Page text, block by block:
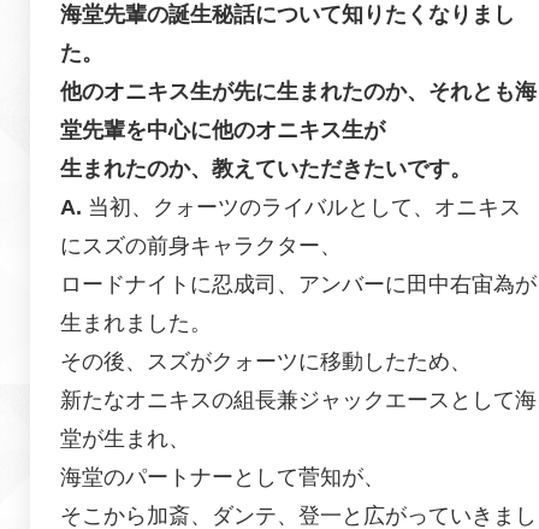
海堂先輩の誕生秘話について知りたくなりまし
た。
他のオニキス生が先に生まれたのか、それとも海
堂先輩を中心に他のオニキス生が
生まれたのか、教えていただきたいです。
当初、クォーツのライバルとして、オニキス
にスズの前身キャラクター、
ロードナイトに忍成司、アンバーに田中右宙為が
生まれました。
その後、スズがクォーツに移動したため、
新たなオニキスの組長兼ジャックエースとして海
堂が生まれ、
海堂のパートナーとして菅知が、
そこから加斎、ダンテ、登一と広がっていきまし